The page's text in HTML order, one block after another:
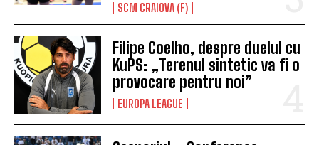
SCM CRAIOVA (F)
Filipe Coelho, despre duelul cu
KuPS: „Terenul sintetic va fi o
provocare pentru noi”
EUROPA LEAGUE